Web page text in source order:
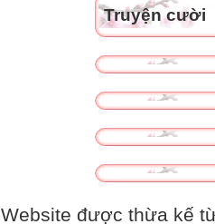
Truyện cười
Website được thừa kế